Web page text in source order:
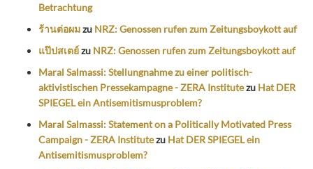
Betrachtung
ร้านต่อผมzu NRZ: Genossen rufen zum Zeitungsboykott auf
แป๊ปสเตย์zu NRZ: Genossen rufen zum Zeitungsboykott auf
Maral Salmassi: Stellungnahme zu einer politisch-
aktivistischen Pressekampagne - ZERA Institutezu Hat DER
SPIEGEL ein Antisemitismusproblem?
Maral Salmassi: Statement on a Politically Motivated Press
Campaign - ZERA Institutezu Hat DER SPIEGEL ein
Antisemitismusproblem?